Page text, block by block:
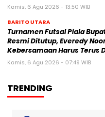
Kamis, 6 Agu 2026 - 13:50 WIB
BARITO UTARA
Turnamen Futsal Piala
Resmi Ditutup, Everedy
Kebersamaan Harus Terus
Kamis, 6 Agu 2026 - 07:49 WIB
TRENDING